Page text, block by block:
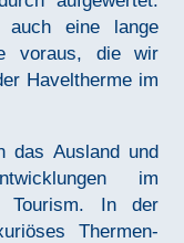
eine lange
voraus, die wir
Haveltherme im
das Ausland und
im
Tourism. In der
Thermen-